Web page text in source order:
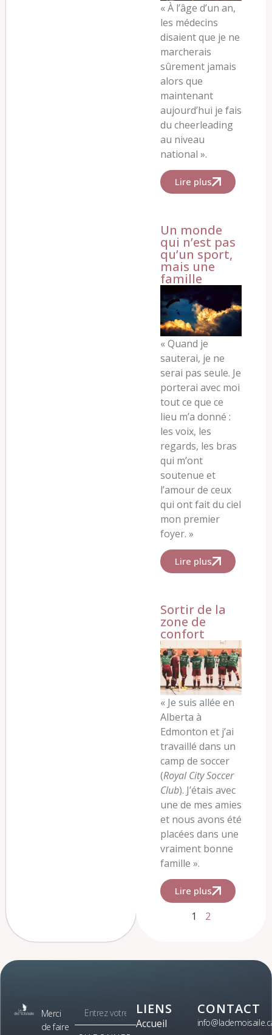
«À l’âge d’un an,
les médecins
disaient que je ne
marcherais
sûrement jamais
alors que
maintenant
aujourd’hui je fais
du cheerleading
au niveau
national ».
Lire plus
Un monde
qui n’est pas
qu’un sport,
mais une
famille
« Quand je
sauterai, je ne
serai pas seule. Je
porterai avec moi
tout ce que ce
lieu m’a donné :
les voix, les
regards, les bras
qui m’ont
soutenue et
l’amour de ceux
qui ont fait du ciel
mon premier
foyer. »
Lire plus
Sortir de la
zone de
confort
« Je suis allée en
Alberta à
Edmonton et j’ai
travaillé dans un
camp de soccer
(Royal City Soccer
Club). J’étais avec
une de mes amies
et nous avons été
placées dans une
vraiment bonne
famille ».
Lire plus
1 2
Merci
de faire
LIENS
Accueil
CONTACT